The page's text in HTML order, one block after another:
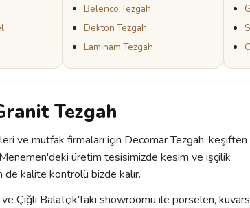
Belenco Tezgah
Dekton Tezgah
Laminam Tezgah
Tezgah
ve mutfak firmaları için Decomar Tezgah, keşiften
üretim tesisimizde kesim ve işçilik
de kalite kontrolü bizde kalır.
Çiğli Balatçık'taki showroomu ile porselen,